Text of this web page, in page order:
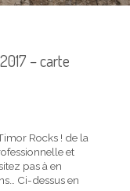
– carte Timor
carte Timor
et
pas à en
– carte
Rocks ! de la
et
pas à en
Ci-dessus en